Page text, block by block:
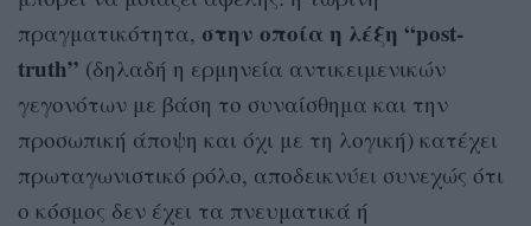
πραγματικότητα, στην οποία η λέξη “post-
truth” (δηλαδή η ερμηνεία αντικειμενικών
γεγονότων με βάση το συναίσθημα και την
προσωπική άποψη και όχι με τη λογική) κατέχει
πρωταγωνιστικό ρόλο, αποδεικνύει συνεχώς ότι
ο κόσμος δεν έχει τα πνευματικά ή